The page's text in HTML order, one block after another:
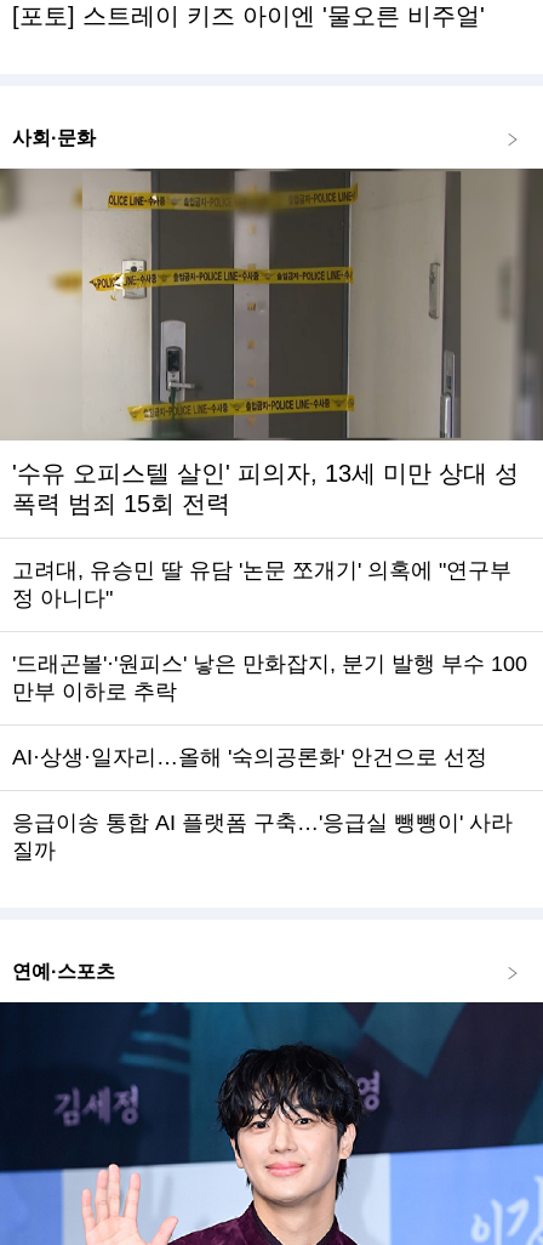
[포토] 스트레이 키즈 아이엔 '물오른 비주얼'
사회·문화
'수유 오피스텔 살인' 피의자, 13세 미만 상대 성
폭력 범죄 15회 전력
고려대, 유승민 딸 유담 '논문 쪼개기' 의혹에 "연구부
정 아니다"
'드래곤볼'·'원피스' 낳은 만화잡지, 분기 발행 부수 100
만부 이하로 추락
AI·상생·일자리…올해 '숙의공론화' 안건으로 선정
응급이송 통합 AI 플랫폼 구축…'응급실 뺑뺑이' 사라
질까
연예·스포츠